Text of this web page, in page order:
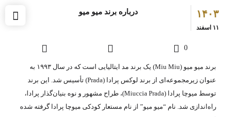
۱۴۰۳
۱۱ اسفند
درباره برند میو میو
0
برند میو میو (Miu Miu) یک برند مد ایتالیایی است که در سال ۱۹۹۳ به
عنوان زیرمجموعه‌ای از برند لوکس پرادا (Prada) تأسیس شد. این برند
توسط میوچا پرادا (Miuccia Prada)، طراح مشهور و نوه بنیان‌گذار پرادا،
راه‌اندازی شد. نام “میو میو” از نام مستعار کودکی میوچا پرادا گرفته شده